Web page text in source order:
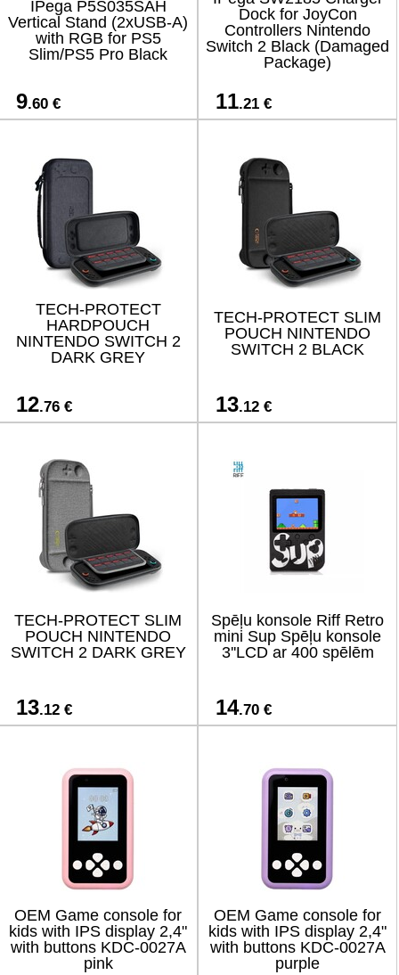
IPega P5S035SAH
Vertical Stand (2xUSB-A)
with RGB for PS5
Slim/PS5 Pro Black
9.60 €
Dock for JoyCon
Controllers Nintendo
Switch 2 Black (Damaged
Package)
11.21 €
TECH-PROTECT
HARDPOUCH
NINTENDO SWITCH 2
DARK GREY
12.76 €
TECH-PROTECT SLIM
POUCH NINTENDO
SWITCH 2 BLACK
13.12 €
TECH-PROTECT SLIM
POUCH NINTENDO
SWITCH 2 DARK GREY
13.12 €
Spēļu konsole Riff Retro
mini Sup Spēļu konsole
3''LCD ar 400 spēlēm
14.70 €
OEM Game console for
kids with IPS display 2,4"
with buttons KDC-0027A
pink
OEM Game console for
kids with IPS display 2,4"
with buttons KDC-0027A
purple